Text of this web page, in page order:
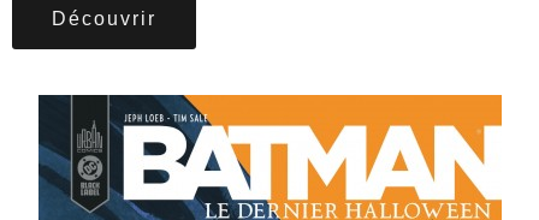
Découvrir